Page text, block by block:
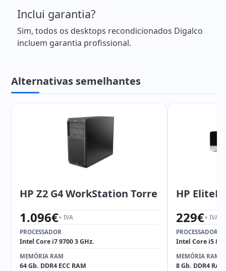
Inclui garantia?
Sim, todos os desktops recondicionados Digalco
incluem garantia profissional.
Alternativas semelhantes
HP Z2 G4 WorkStation Torre
1.096€+ IVA
PROCESSADOR
Intel Core i7 9700 3 GHz.
MEMÓRIA RAM
64 Gb. DDR4 ECC RAM
HP
229€+ IVA
PROCESSADOR
Intel Core i5
MEMÓRIA RAM
8 Gb. DDR4 RAM